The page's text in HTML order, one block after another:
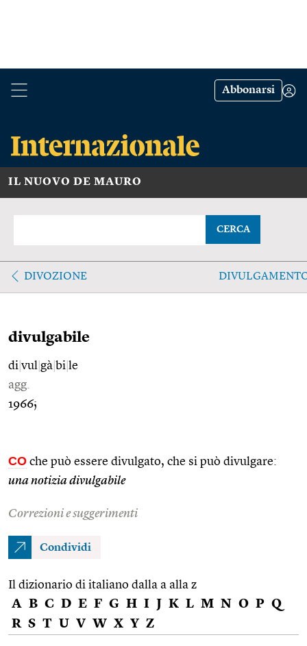
Abbonarsi
IL NUOVO DE MAURO
CERCA
DIVOZIONE
divulgabile
di vul gà bi le
agg.
1966;
CO che può essere divulgato, che si può divulgare:
una notizia divulgabile
Correzioni e suggerimenti
Condividi
Il dizionario di italiano dalla a alla z
A B C D E F G H I J K L M N O P Q
R S T U V W X Y Z